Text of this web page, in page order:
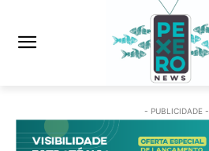
- PUBLICIDADE -